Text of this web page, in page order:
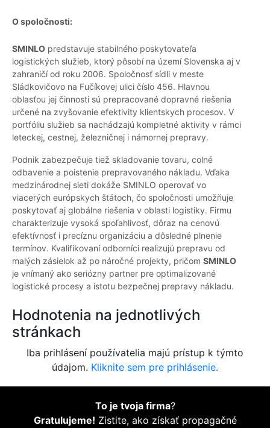
O spoločnosti:
SMINLO predstavuje stabilného poskytovateľa
logistických služieb, ktorý pôsobí na území Slovenska aj v
zahraničí od roku 2006. Spoločnosť sídli v meste
Sládkovičovo na Fučíkovej ulici číslo 456. Hlavnou
oblasťou jej činnosti sú prepracované dopravné riešenia
určené na zvyšovanie efektivity klientskych procesov. V
portfóliu služieb sa nachádzajú kompletné aktivity v rámci
leteckej, cestnej, železničnej i námornej prepravy.
Podnik zabezpečuje tiež skladovanie tovaru, colné
odbavenie a poistenie prepravovaného nákladu. Vďaka
medzinárodnej sieti dokáže SMINLO operovať vo
viacerých európskych štátoch, čo spoločnosti umožňuje
poskytovať aj globálne riešenia v oblasti logistiky. Firmu
charakterizuje vysoká spoľahlivosť, dôraz na cenovú
efektívnosť i precíznu organizáciu a dôsledné plnenie
termínov. Kvalifikovaní odborníci realizujú prepravu od
malých zásielok až po náročné projekty, pričom SMINLO
je vnímaný ako seriózny partner pre optimalizované
logistické procesy a istotu bezpečnej prepravy nákladu.
Hodnotenia na jednotlivých
stránkach
Iba prihlásení používatelia majú prístup k týmto
údajom. Kliknite sem pre prihlásenie.
To je tvoja firma?
Gratulujeme! Zistite, ako získať propagačné